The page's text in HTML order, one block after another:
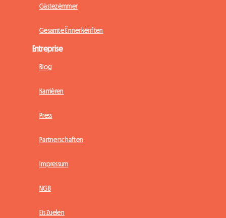
Gästezëmmer
Gesamte Ënnerkënften
Entreprise
Blog
Karrièren
Press
Partnerschaften
Impressum
NGB
Eis Zuelen